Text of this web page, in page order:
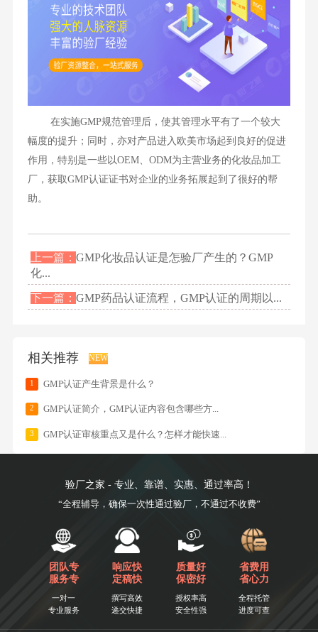
在实施GMP规范管理后，使其管理水平有了一个较大
幅度的提升；同时，亦对产品进入欧美市场起到良好的促进
作用，特别是一些以OEM、ODM为主营业务的化妆品加工
厂，获取GMP认证证书对企业的业务拓展起到了很好的帮
助。
上一篇：GMP化妆品认证是怎验厂产生的？GMP
化...
下一篇：GMP药品认证流程​，GMP认证的周期以...
相关推荐 NEW
1 GMP认证产生背景是什么？
2 GMP认证简介，GMP认证内容包含哪些方...
3 GMP认证审核重点又是什么？怎样才能快速...
验厂之家 - 专业、靠谱、实惠、通过率高！
“全程辅导，确保一次性通过验厂，不通过不收费”
团队专
服务专
一对一
专业服务
响应快
定稿快
撰写高效
递交快捷
质量好
保密好
授权率高
安全性强
省费用
省心力
全程托管
进度可查